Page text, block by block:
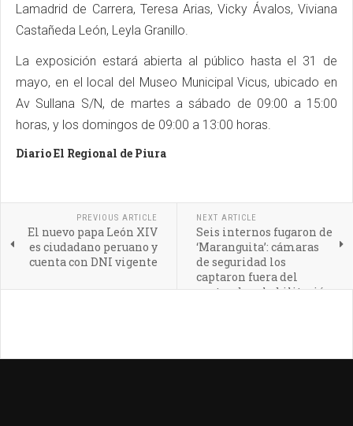
Lamadrid de Carrera, Teresa Arias, Vicky Ávalos, Viviana
Castañeda León, Leyla Granillo.
La exposición estará abierta al público hasta el 31 de
mayo, en el local del Museo Municipal Vicus, ubicado en
Av Sullana S/N, de martes a sábado de 09:00 a 15:00
horas, y los domingos de 09:00 a 13:00 horas.
Diario El Regional de Piura
PREVIOUS ARTICLE
El nuevo papa León XIV
es ciudadano peruano y
cuenta con DNI vigente
NEXT ARTICLE
Seis internos fugaron de
‘Maranguita’: cámaras
de seguridad los
captaron fuera del
centro de rehabilitación